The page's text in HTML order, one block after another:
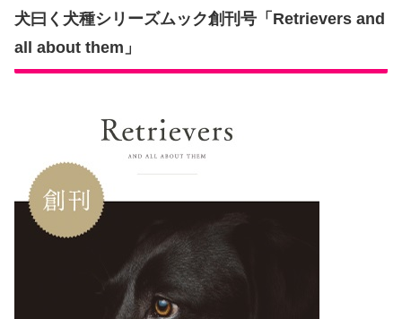
犬曰く犬種シリーズムック創刊号「Retrievers and
all about them」